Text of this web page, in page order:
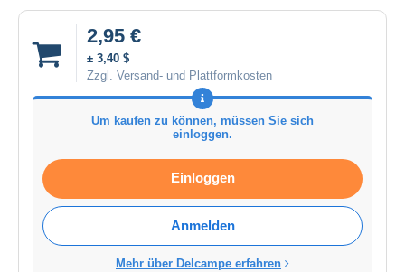
2,95 €
± 3,40 $
Zzgl. Versand- und Plattformkosten
Um kaufen zu können, müssen Sie sich
einloggen.
Einloggen
Anmelden
Mehr über Delcampe erfahren